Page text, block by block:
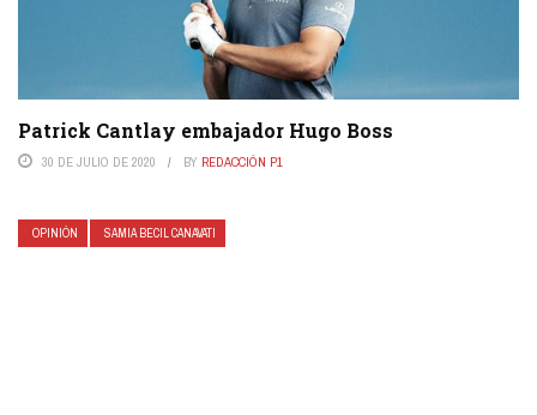
Patrick Cantlay embajador Hugo Boss
30 DE JULIO DE 2020 BY REDACCIÓN P1
OPINIÓN SAMIA BECIL CANAVATI